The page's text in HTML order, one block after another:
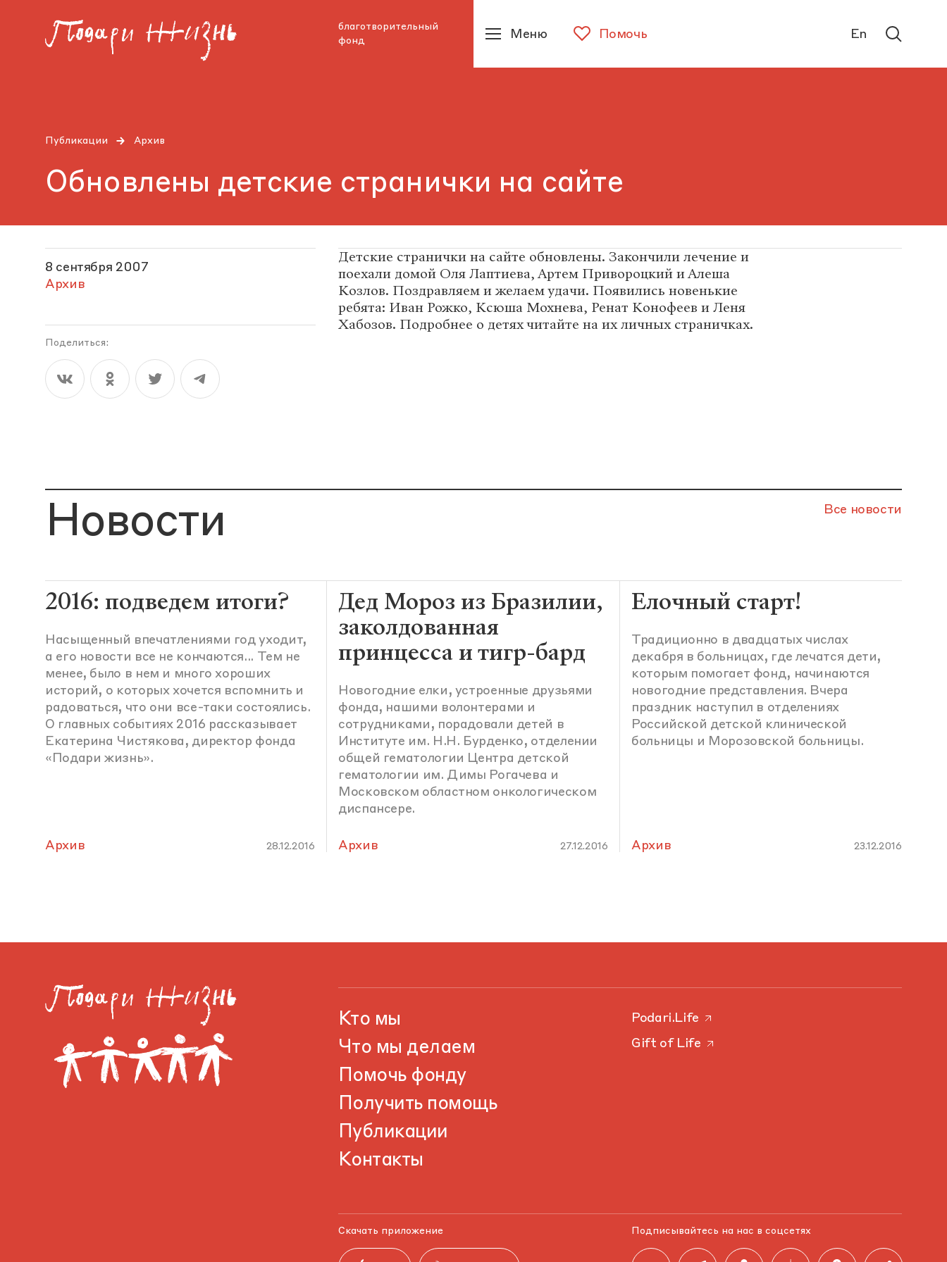
благотворительный
фонд
Помочь
Меню En
Публикации Архив
Обновлены детские странички на сайте
8 сентября 2007
Архив
Поделиться:
Детские странички на сайте обновлены. Закончили лечение и
поехали домой Оля Лаптиева, Артем Привороцкий и Алеша
Козлов. Поздравляем и желаем удачи. Появились новенькие
ребята: Иван Рожко, Ксюша Мохнева, Ренат Конофеев и Леня
Хабозов. Подробнее о детях читайте на их личных страничках.
Новости Все новости
2016: подведем итоги?
Насыщенный впечатлениями год уходит,
а его новости все не кончаются... Тем не
менее, было в нем и много хороших
историй, о которых хочется вспомнить и
радоваться, что они все-таки состоялись.
О главных событиях 2016 рассказывает
Екатерина Чистякова, директор фонда
«Подари жизнь».
Архив 28.12.2016
Дед Мороз из Бразилии,
заколдованная
принцесса и тигр-бард
Новогодние елки, устроенные друзьями
фонда, нашими волонтерами и
сотрудниками, порадовали детей в
Институте им. Н.Н. Бурденко, отделении
общей гематологии Центра детской
гематологии им. Димы Рогачева и
Московском областном онкологическом
диспансере.
Архив 27.12.2016
Елочный старт!
Традиционно в двадцатых числах
декабря в больницах, где лечатся дети,
которым помогает фонд, начинаются
новогодние представления. Вчера
праздник наступил в отделениях
Российской детской клинической
больницы и Морозовской больницы.
Архив 23.12.2016
Кто мы
Что мы делаем
Помочь фонду
Получить помощь
Публикации
Контакты
Podari.Life
Gift of Life
Скачать приложение Подписывайтесь на нас в соцсетях